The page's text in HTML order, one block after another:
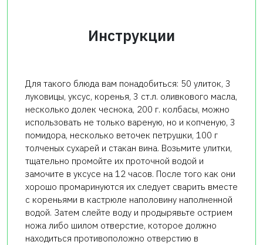
Инструкции
Для такого блюда вам понадобиться: 50 улиток, 3
луковицы, уксус, коренья, 3 ст.л. оливкового масла,
несколько долек чеснока, 200 г. колбасы, можно
использовать не только вареную, но и копченую, 3
помидора, несколько веточек петрушки, 100 г
толченых сухарей и стакан вина. Возьмите улитки,
тщательно промойте их проточной водой и
замочите в уксусе на 12 часов. После того как они
хорошо промаринуются их следует сварить вместе
с кореньями в кастрюле наполовину наполненной
водой. Затем слейте воду и продырявьте острием
ножа либо шилом отверстие, которое должно
находиться противоположно отверстию в